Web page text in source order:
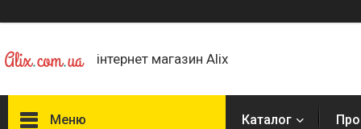
інтернет магазин Alix
Меню Каталог